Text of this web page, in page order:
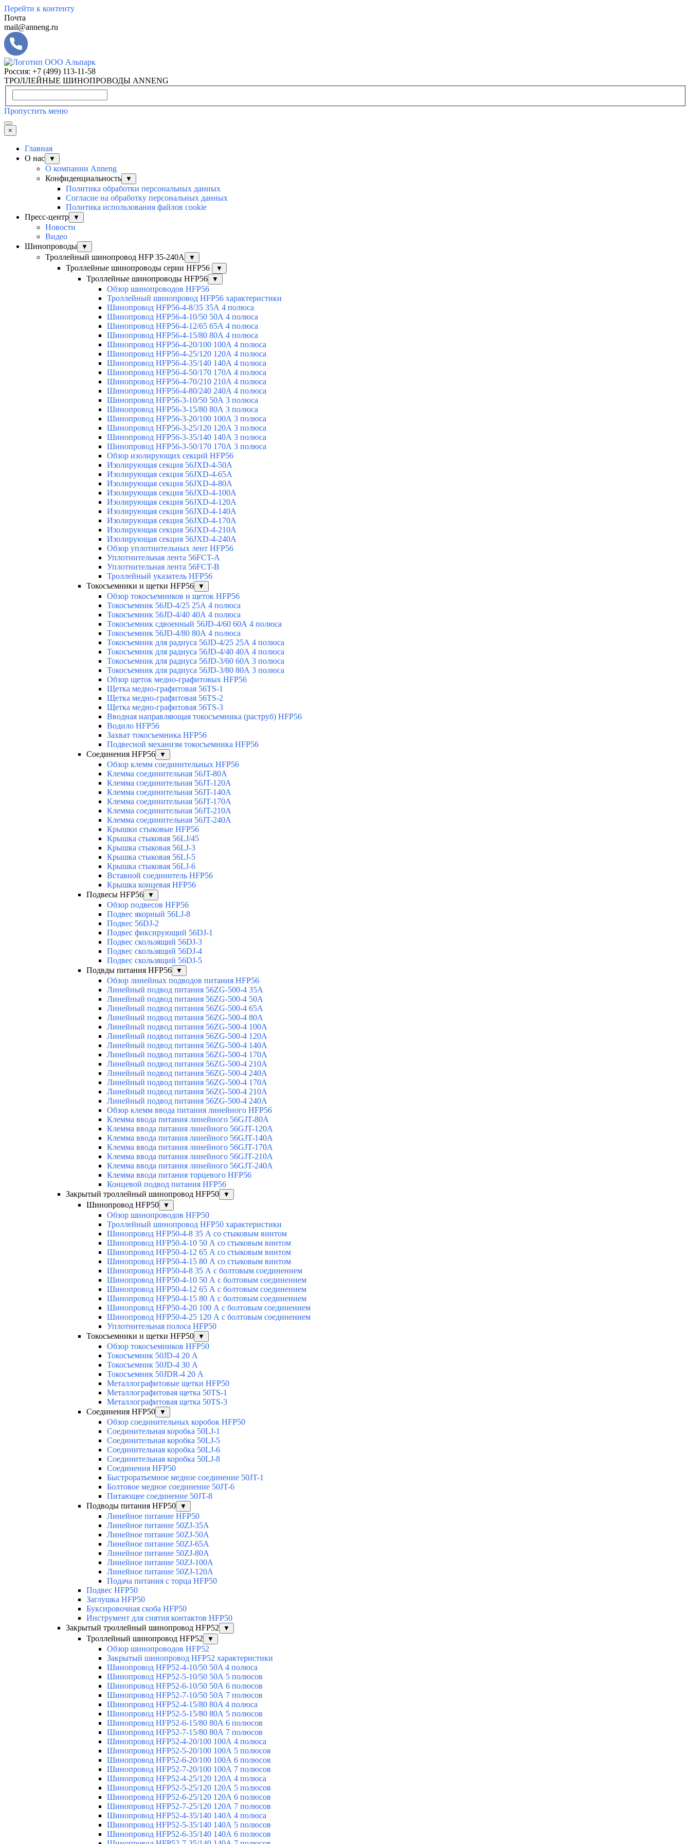
Перейти к контенту
Почта
mail@anneng.ru
Россия: +7 (499) 113-11-58
ТРОЛЛЕЙНЫЕ ШИНОПРОВОДЫ ANNENG
Пропустить меню
×
Главная
О нас
▼
О компании Anneng
Конфиденциальность
▼
Политика обработки персональных данных
Согласие на обработку персональных данных
Политика использования файлов cookie
Пресс-центр
▼
Новости
Видео
Шинопроводы
▼
Троллейный шинопровод HFP 35-240А ▼
Троллейные шинопроводы серии HFP56 ▼
Троллейные шинопроводы HFP56 ▼
Обзор шинопроводов HFP56
Троллейный шинопровод HFP56 характеристики
Шинопровод HFP56-4-8/35 35А 4 полюса
Шинопровод HFP56-4-10/50 50А 4 полюса
Шинопровод HFP56-4-12/65 65А 4 полюса
Шинопровод HFP56-4-15/80 80А 4 полюса
Шинопровод HFP56-4-20/100 100А 4 полюса
Шинопровод HFP56-4-25/120 120А 4 полюса
Шинопровод HFP56-4-35/140 140А 4 полюса
Шинопровод HFP56-4-50/170 170А 4 полюса
Шинопровод HFP56-4-70/210 210А 4 полюса
Шинопровод HFP56-4-80/240 240А 4 полюса
Шинопровод HFP56-3-10/50 50А 3 полюса
Шинопровод HFP56-3-15/80 80А 3 полюса
Шинопровод HFP56-3-20/100 100А 3 полюса
Шинопровод HFP56-3-25/120 120А 3 полюса
Шинопровод HFP56-3-35/140 140А 3 полюса
Шинопровод HFP56-3-50/170 170А 3 полюса
Обзор изолирующих секций HFP56
Изолирующая секция 56JXD-4-50A
Изолирующая секция 56JXD-4-65A
Изолирующая секция 56JXD-4-80A
Изолирующая секция 56JXD-4-100A
Изолирующая секция 56JXD-4-120A
Изолирующая секция 56JXD-4-140A
Изолирующая секция 56JXD-4-170A
Изолирующая секция 56JXD-4-210A
Изолирующая секция 56JXD-4-240A
Обзор уплотнительных лент HFP56
Уплотнительная лента 56FCT-A
Уплотнительная лента 56FCT-B
Троллейный указатель HFP56
Токосъемники и щетки HFP56
▼
Обзор токосъемников и щеток HFP56
Токосъемник 56JD-4/25 25А 4 полюса
Токосъемник 56JD-4/40 40А 4 полюса
Токосъемник сдвоенный 56JD-4/60 60А 4 полюса
Токосъемник 56JD-4/80 80А 4 полюса
Токосъемник для радиуса 56JD-4/25 25А 4 полюса
Токосъемник для радиуса 56JD-4/40 40А 4 полюса
Токосъемник для радиуса 56JD-3/60 60А 3 полюса
Токосъемник для радиуса 56JD-3/80 80А 3 полюса
Обзор щеток медно-графитовых HFP56
Щетка медно-графитовая 56TS-1
Щетка медно-графитовая 56TS-2
Щетка медно-графитовая 56TS-3
Вводная направляющая токосъемника (раструб) HFP56
Водило HFP56
Захват токосъемника HFP56
Подвесной механизм токосъемника HFP56
Соединения HFP56
▼
Обзор клемм соединительных HFP56
Клемма соединительная 56JT-80A
Клемма соединительная 56JT-120A
Клемма соединительная 56JT-140A
Клемма соединительная 56JT-170A
Клемма соединительная 56JT-210A
Клемма соединительная 56JT-240A
Крышки стыковые HFP56
Крышка стыковая 56LJ/45
Крышка стыковая 56LJ-3
Крышка стыковая 56LJ-5
Крышка стыковая 56LJ-6
Вставной соединитель HFP56
Крышка концевая HFP56
Подвесы HFP56
▼
Обзор подвесов HFP56
Подвес якорный 56LJ-8
Подвес 56DJ-2
Подвес фиксирующий 56DJ-1
Подвес скользящий 56DJ-3
Подвес скользящий 56DJ-4
Подвес скользящий 56DJ-5
Подвды питания HFP56
▼
Обзор линейных подводов питания HFP56
Линейный подвод питания 56ZG-500-4 35A
Линейный подвод питания 56ZG-500-4 50A
Линейный подвод питания 56ZG-500-4 65A
Линейный подвод питания 56ZG-500-4 80A
Линейный подвод питания 56ZG-500-4 100A
Линейный подвод питания 56ZG-500-4 120A
Линейный подвод питания 56ZG-500-4 140A
Линейный подвод питания 56ZG-500-4 170A
Линейный подвод питания 56ZG-500-4 210A
Линейный подвод питания 56ZG-500-4 240A
Линейный подвод питания 56ZG-500-4 170A
Линейный подвод питания 56ZG-500-4 210A
Линейный подвод питания 56ZG-500-4 240A
Обзор клемм ввода питания линейного HFP56
Клемма ввода питания линейного 56GJT-80A
Клемма ввода питания линейного 56GJT-120A
Клемма ввода питания линейного 56GJT-140A
Клемма ввода питания линейного 56GJT-170A
Клемма ввода питания линейного 56GJT-210A
Клемма ввода питания линейного 56GJT-240A
Клемма ввода питания торцевого HFP56
Концевой подвод питания HFP56
Закрытый троллейный шинопровод HFP50
▼
Шинопровод HFP50 ▼
Обзор шинопроводов HFP50
Троллейный шинопровод HFP50 характеристики
Шинопровод HFP50-4-8 35 А со стыковым винтом
Шинопровод HFP50-4-10 50 А со стыковым винтом
Шинопровод HFP50-4-12 65 А со стыковым винтом
Шинопровод HFP50-4-15 80 А со стыковым винтом
Шинопровод HFP50-4-8 35 А с болтовым соединением
Шинопровод HFP50-4-10 50 А с болтовым соединением
Шинопровод HFP50-4-12 65 А с болтовым соединением
Шинопровод HFP50-4-15 80 А с болтовым соединением
Шинопровод HFP50-4-20 100 А с болтовым соединением
Шинопровод HFP50-4-25 120 А с болтовым соединением
Уплотнительная полоса HFP50
Токосъемники и щетки HFP50
▼
Обзор токосъемников HFP50
Токосъемник 50JD-4 20 А
Токосъемник 50JD-4 30 А
Токосъемник 50JDR-4 20 А
Металлографитовые щетки HFP50
Металлографитовая щетка 50TS-1
Металлографитовая щетка 50TS-3
Соединения HFP50
▼
Обзор соединительных коробок HFP50
Соединительная коробка 50LJ-1
Соединительная коробка 50LJ-5
Соединительная коробка 50LJ-6
Соединительная коробка 50LJ-8
Соединения HFP50
Быстроразъемное медное соединение 50JT-1
Болтовое медное соединение 50JT-6
Питающее соединение 50JT-8
Подводы питания HFP50
▼
Линейное питание HFP50
Линейное питание 50ZJ-35A
Линейное питание 50ZJ-50A
Линейное питание 50ZJ-65A
Линейное питание 50ZJ-80A
Линейное питание 50ZJ-100A
Линейное питание 50ZJ-120A
Подача питания с торца HFP50
Подвес HFP50
Заглушка HFP50
Буксировочная скоба HFP50
Инструмент для снятия контактов HFP50
Закрытый троллейный шинопровод HFP52
▼
Троллейный шинопровод HFP52 ▼
Обзор шинопроводов HFP52
Закрытый шинопровод HFP52 характеристики
Шинопровод HFP52-4-10/50 50A 4 полюса
Шинопровод HFP52-5-10/50 50А 5 полюсов
Шинопровод HFP52-6-10/50 50А 6 полюсов
Шинопровод HFP52-7-10/50 50А 7 полюсов
Шинопровод HFP52-4-15/80 80A 4 полюса
Шинопровод HFP52-5-15/80 80А 5 полюсов
Шинопровод HFP52-6-15/80 80А 6 полюсов
Шинопровод HFP52-7-15/80 80А 7 полюсов
Шинопровод HFP52-4-20/100 100А 4 полюса
Шинопровод HFP52-5-20/100 100А 5 полюсов
Шинопровод HFP52-6-20/100 100А 6 полюсов
Шинопровод HFP52-7-20/100 100А 7 полюсов
Шинопровод HFP52-4-25/120 120А 4 полюса
Шинопровод HFP52-5-25/120 120А 5 полюсов
Шинопровод HFP52-6-25/120 120А 6 полюсов
Шинопровод HFP52-7-25/120 120А 7 полюсов
Шинопровод HFP52-4-35/140 140А 4 полюса
Шинопровод HFP52-5-35/140 140А 5 полюсов
Шинопровод HFP52-6-35/140 140А 6 полюсов